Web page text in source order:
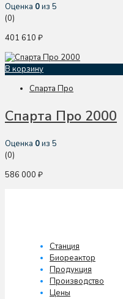
Оценка 0из 5
(0)
401 610 ₽
В корзину
Спарта Про
Спарта Про 2000
Оценка 0из 5
(0)
586 000 ₽
Станция
Биореактор
Продукция
Производство
Цены